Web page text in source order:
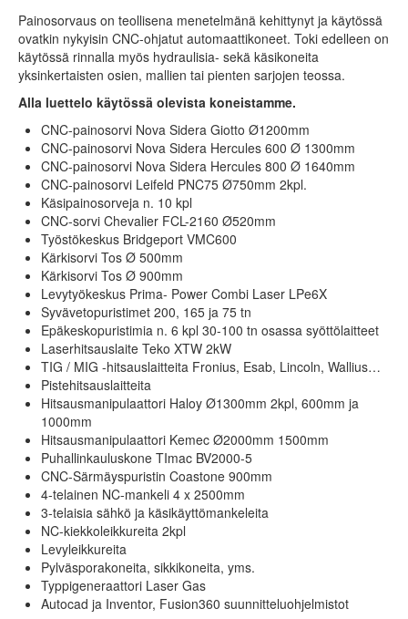
Painosorvaus on teollisena menetelmänä kehittynyt ja käytössä
ovatkin nykyisin CNC-ohjatut automaattikoneet. Toki edelleen on
käytössä rinnalla myös hydraulisia- sekä käsikoneita
yksinkertaisten osien, mallien tai pienten sarjojen teossa.
Alla luettelo käytössä olevista koneistamme.
CNC-painosorvi Nova Sidera Giotto Ø1200mm
CNC-painosorvi Nova Sidera Hercules 600 Ø 1300mm
CNC-painosorvi Nova Sidera Hercules 800 Ø 1640mm
CNC-painosorvi Leifeld PNC75 Ø750mm 2kpl.
Käsipainosorveja n. 10 kpl
CNC-sorvi Chevalier FCL-2160 Ø520mm
Työstökeskus Bridgeport VMC600
Kärkisorvi Tos Ø 500mm
Kärkisorvi Tos Ø 900mm
Levytyökeskus Prima- Power Combi Laser LPe6X
Syvävetopuristimet 200, 165 ja 75 tn
Epäkeskopuristimia n. 6 kpl 30-100 tn osassa syöttölaitteet
Laserhitsauslaite Teko XTW 2kW
TIG / MIG -hitsauslaitteita Fronius, Esab, Lincoln, Wallius…
Pistehitsauslaitteita
Hitsausmanipulaattori Haloy Ø1300mm 2kpl, 600mm ja
1000mm
Hitsausmanipulaattori Kemec Ø2000mm 1500mm
Puhallinkauluskone TImac BV2000-5
CNC-Särmäyspuristin Coastone 900mm
4-telainen NC-mankeli 4 x 2500mm
3-telaisia sähkö ja käsikäyttömankeleita
NC-kiekkoleikkureita 2kpl
Levyleikkureita
Pylväsporakoneita, sikkikoneita, yms.
Typpigeneraattori Laser Gas
Autocad ja Inventor, Fusion360 suunnitteluohjelmistot